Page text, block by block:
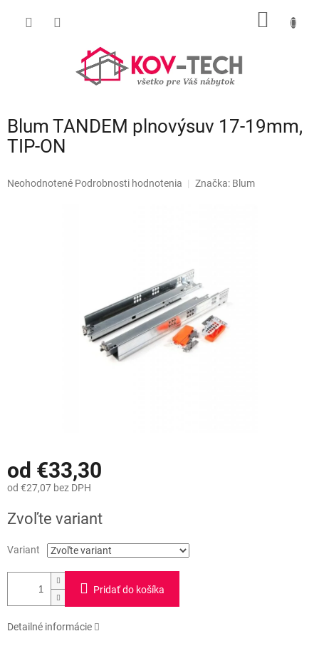
Blum TANDEM plnovýsuv 17-19mm,
TIP-ON
Priemerné
Neohodnotené Podrobnosti hodnotenia Značka: Blum
od €33,30
od €27,07 bez DPH
cena:
Zvoľte variant
Variant
Pridať do košíka
Detailné informácie